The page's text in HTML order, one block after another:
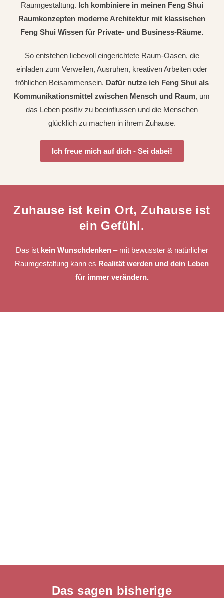
Raumgestaltung. Ich kombiniere in meinen Feng Shui
Raumkonzepten moderne Architektur mit klassischen
Feng Shui Wissen für Private- und Business-Räume.
So entstehen liebevoll eingerichtete Raum-Oasen, die
einladen zum Verweilen, Ausruhen, kreativen Arbeiten oder
fröhlichen Beisammensein. Dafür nutze ich Feng Shui als
Kommunikationsmittel zwischen Mensch und Raum, um
das Leben positiv zu beeinflussen und die Menschen
glücklich zu machen in ihrem Zuhause.
Ich freue mich auf dich - Sei dabei!
Zuhause ist kein Ort, Zuhause ist
ein Gefühl.
Das ist kein Wunschdenken– mit bewusster & natürlicher
Raumgestaltung kann es Realität werden und dein Leben
für immer verändern.
Das sagen bisherige